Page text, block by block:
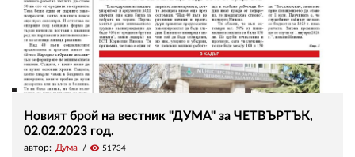
Новият брой на вестник "ДУМА" за ЧЕТВЪРТЪК,
02.02.2023 год.
автор: Дума visibility 51734